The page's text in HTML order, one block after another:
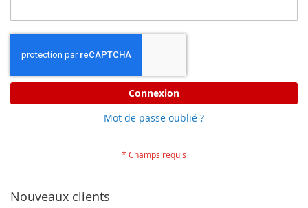
Connexion
Mot de passe oublié ?
Nouveaux clients